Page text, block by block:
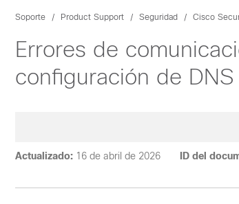
Soporte Product Support Seguridad Cisco
Errores de
configuración de DNS
Actualizado: 16 de abril de 2026 ID del